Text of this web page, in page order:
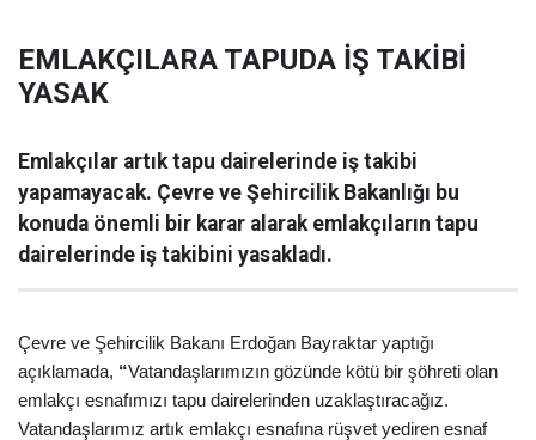
EMLAKÇILARA TAPUDA İŞ TAKİBİ
YASAK
Emlakçılar artık tapu dairelerinde iş takibi
yapamayacak. Çevre ve Şehircilik Bakanlığı bu
konuda önemli bir karar alarak emlakçıların tapu
dairelerinde iş takibini yasakladı.
Çevre ve Şehircilik Bakanı Erdoğan Bayraktar yaptığı
açıklamada, “Vatandaşlarımızın gözünde kötü bir şöhreti olan
emlakçı esnafımızı tapu dairelerinden uzaklaştıracağız.
Vatandaşlarımız artık emlakçı esnafına rüşvet yediren esnaf